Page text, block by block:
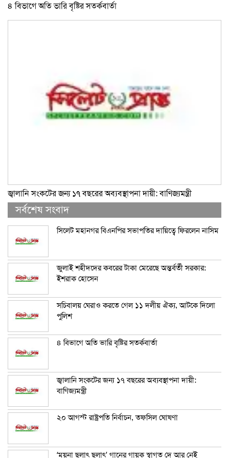
৪ বিভাগে অতি ভারি বৃষ্টির সতর্কবার্তা
জ্বালানি সংকটের জন্য ১৭ বছরের অব্যবস্থাপনা দায়ী: বাণিজ্যমন্ত্রী
সর্বশেষ সংবাদ
সিলেট মহানগর বিএনপির সভাপতির দায়িত্বে ফিরলেন নাসিম
জুলাই শহীদদের কবরের টাকা মেরেছে অন্তর্বর্তী সরকার:
ইশরাক হোসেন
সচিবালয় ঘেরাও করতে গেল ১১ দলীয় ঐক্য, আটকে দিলো
পুলিশ
৪ বিভাগে অতি ভারি বৃষ্টির সতর্কবার্তা
জ্বালানি সংকটের জন্য ১৭ বছরের অব্যবস্থাপনা দায়ী:
বাণিজ্যমন্ত্রী
২০ আগস্ট রাষ্ট্রপতি নির্বাচন, তফসিল ঘোষণা
‘ময়না ছলাৎ ছলাৎ’ গানের গায়ক স্বাগত দে আর নেই